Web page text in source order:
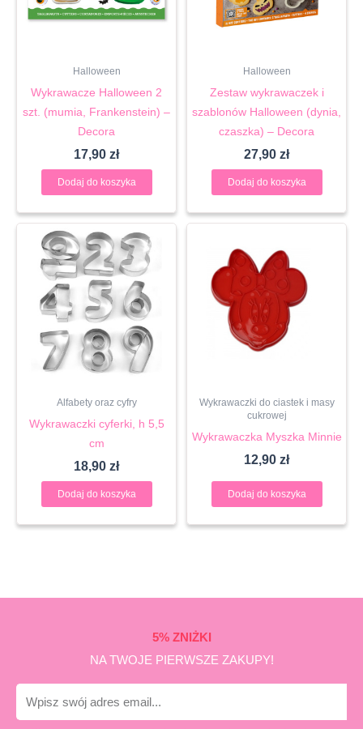
Halloween
Wykrawacze Halloween 2
szt. (mumia, Frankenstein) –
Decora
17,90 zł
Dodaj do koszyka
Halloween
Zestaw wykrawaczek i
szablonów Halloween (dynia,
czaszka) – Decora
27,90 zł
Dodaj do koszyka
Alfabety oraz cyfry
Wykrawaczki cyferki, h 5,5
cm
18,90 zł
Dodaj do koszyka
Wykrawaczki do ciastek i masy
cukrowej
Wykrawaczka Myszka Minnie
12,90 zł
Dodaj do koszyka
5% ZNIŻKI
NA TWOJE PIERWSZE ZAKUPY!